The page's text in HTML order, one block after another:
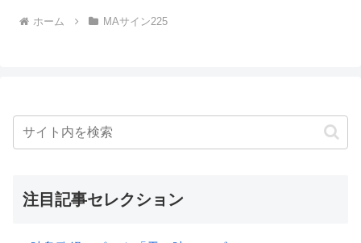
ホーム MAサイン225
注目記事セレクション